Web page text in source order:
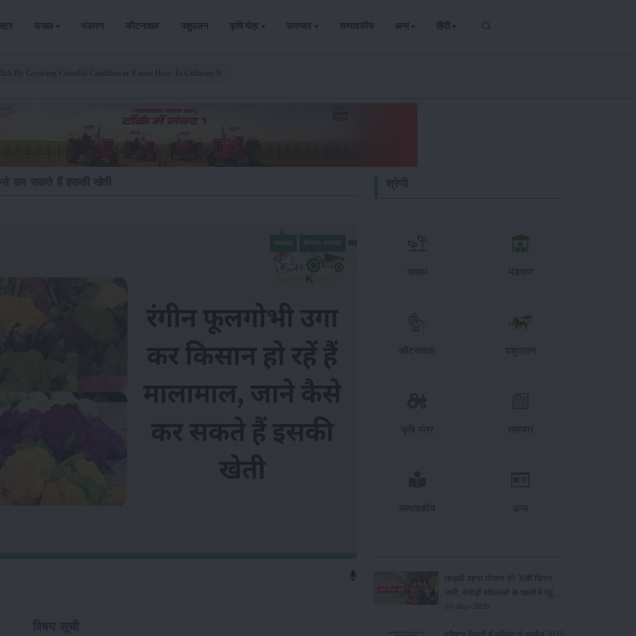
फसल भंडारण कीटनाशक पशुपालन कृषि यंत्र समाचार सम्पादकीय अन्य हिंदी
फसल भंडारण
कीटनाशक पशुपालन
कृषि यंत्र समाचार
सम्पादकीय अन्य
लाड़ली बहना योजना की 36वीं किस्त
जारी, करोड़ों महिलाओं के खातों में पहुंचे
1500 रुपये
16-May-2026